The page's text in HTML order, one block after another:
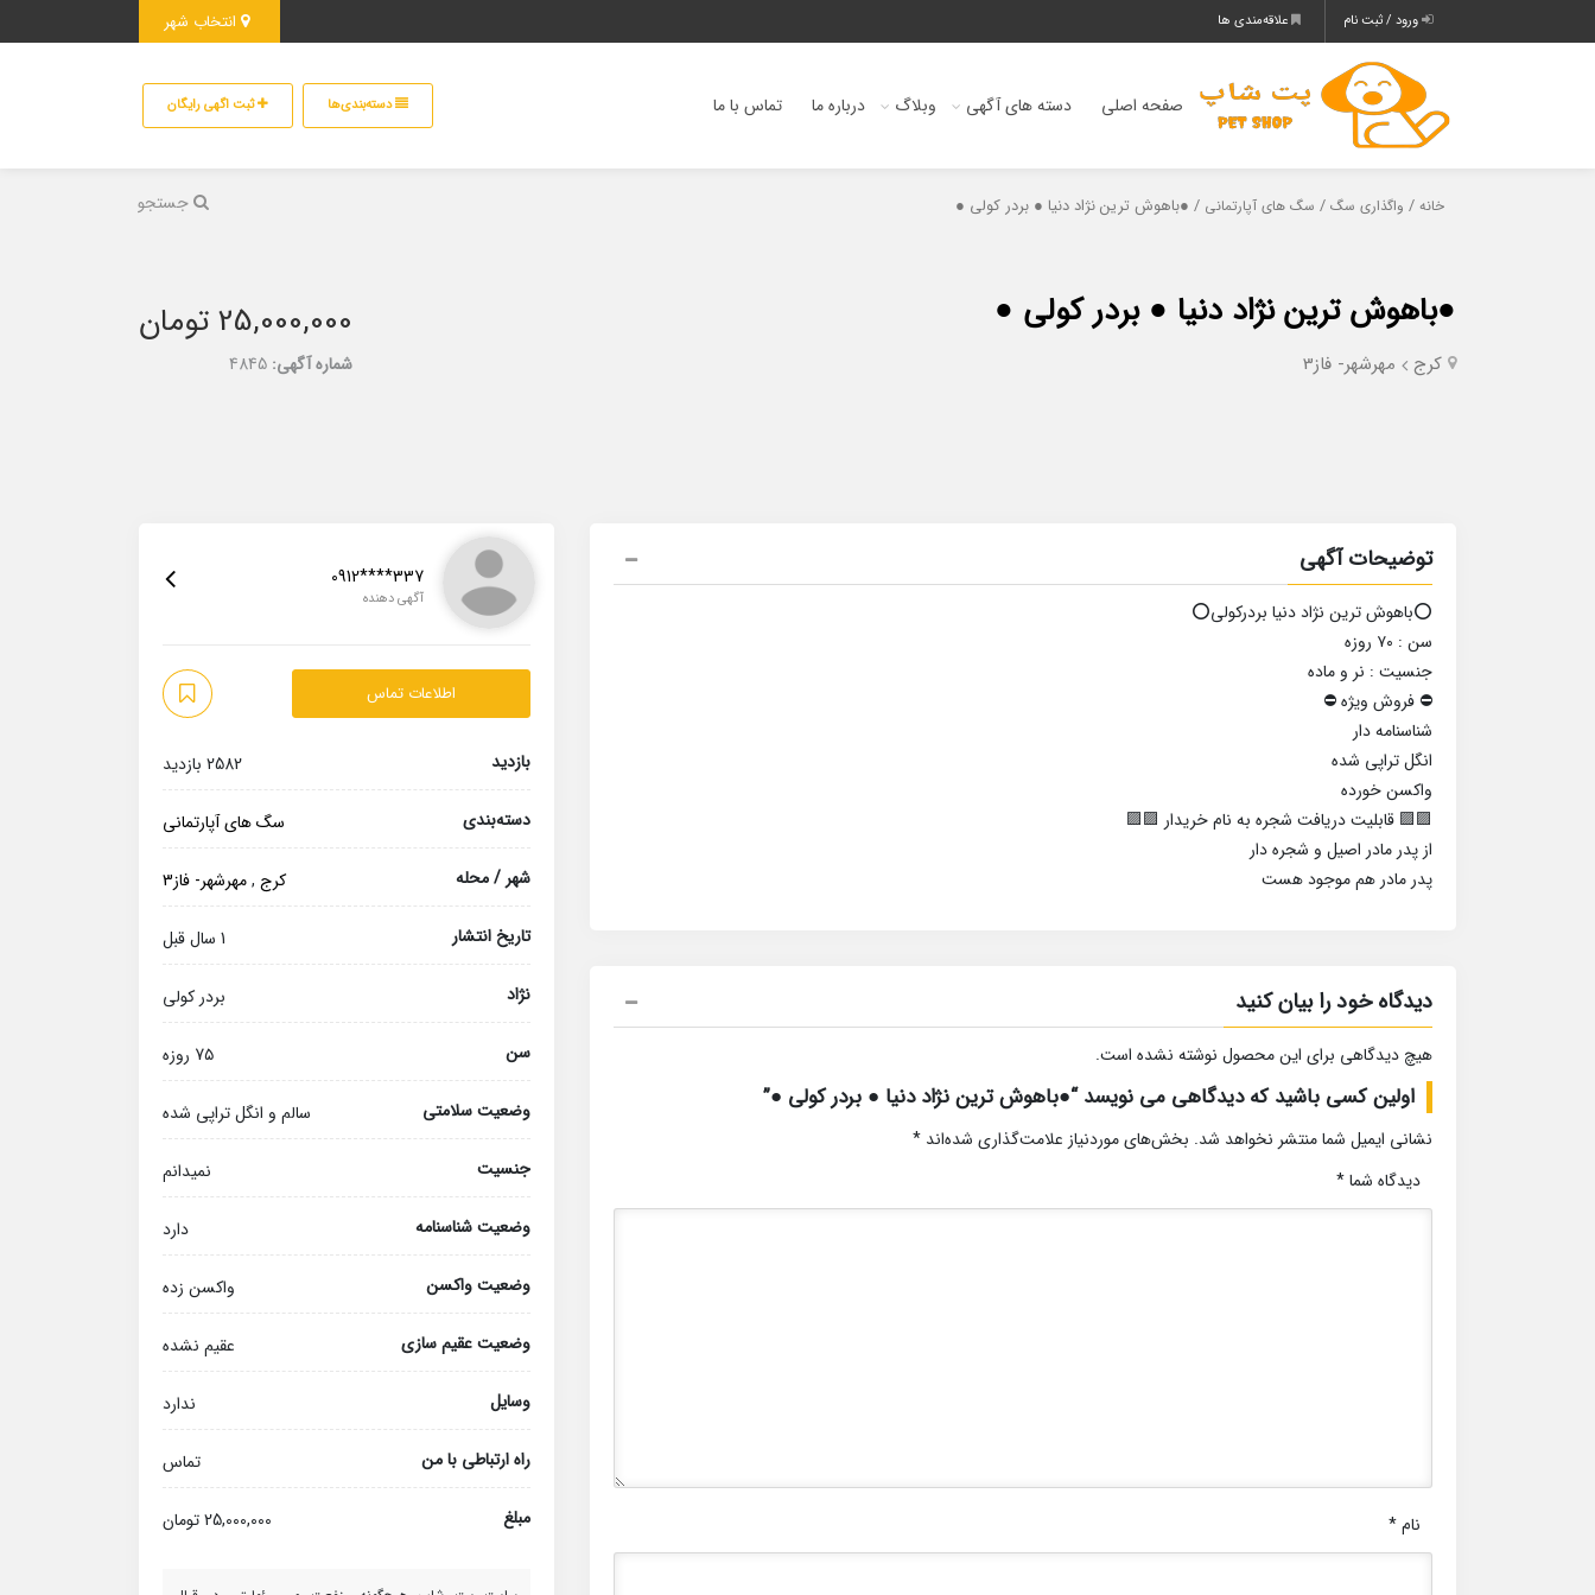
ورود / ثبت نام علاقه‌مندی ها
صفحه اصلی دسته های آگهی وبلاگ درباره ما تماس با ما دسته‌بندی‌ها ثبت اگهی رایگان
جستجو خانه / واگذاری سگ / سگ های آپارتمانی / ●باهوش ترین نژاد دنیا ● بردر کولی ●
●باهوش ترین نژاد دنیا ● بردر کولی ●
کرج مهرشهر- فاز3
25,000,000 تومان
شماره آگهی: 4845
توضیحات آگهی
⭕️باهوش ترین نژاد دنیا بردرکولی⭕️
سن : ۷۰ روزه
جنسیت : نر و ماده
⛔️ فروش ویژه ⛔️
شناسنامه دار
انگل تراپی شده
واکسن خورده
🟪🟪 قابلیت دریافت شجره به نام خریدار 🟪🟪
از پدر مادر اصیل و شجره دار
پدر مادر هم موجود هست
دیدگاه خود را بیان کنید
هیچ دیدگاهی برای این محصول نوشته نشده است.
اولین کسی باشید که دیدگاهی می نویسد “●باهوش ترین نژاد دنیا ● بردر کولی ●”
نشانی ایمیل شما منتشر نخواهد شد. بخش‌های موردنیاز علامت‌گذاری شده‌اند *
دیدگاه شما*
نام*
0912****337
آگهی دهنده
اطلاعات تماس
بازدید 2582 بازدید
دسته‌بندی سگ های آپارتمانی
شهر / محله کرج ,مهرشهر- فاز3
تاریخ انتشار 1 سال قبل
نژاد بردر کولی
سن 7۵ روزه
وضعیت سلامتی سالم و انگل تراپی شده
جنسیت نمیدانم
وضعیت شناسنامه دارد
وضعیت واکسن واکسن زده
وضعیت عقیم سازی عقیم نشده
وسایل ندارد
راه ارتباطی با من تماس
مبلغ 25,000,000 تومان